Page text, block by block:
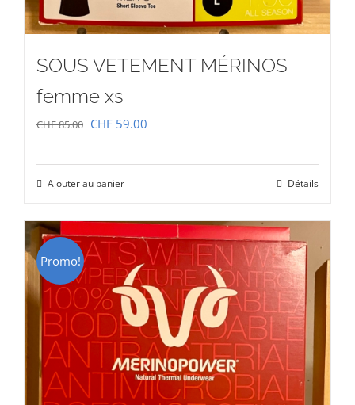
SOUS VETEMENT MÉRINOS
femme xs
CHF85.00 Le
initial
était :
CHF 85.00.
CHF 59.00
actuel
CHF 59.00.
Ajouter au panier Détails
Promo!